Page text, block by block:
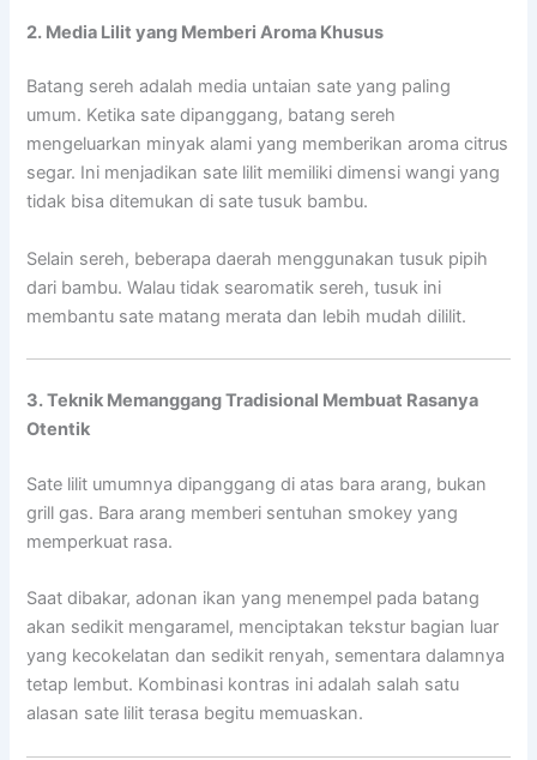
2. Media Lilit yang Memberi Aroma Khusus
Batang sereh adalah media untaian sate yang paling
umum. Ketika sate dipanggang, batang sereh
mengeluarkan minyak alami yang memberikan aroma citrus
segar. Ini menjadikan sate lilit memiliki dimensi wangi yang
tidak bisa ditemukan di sate tusuk bambu.
Selain sereh, beberapa daerah menggunakan tusuk pipih
dari bambu. Walau tidak searomatik sereh, tusuk ini
membantu sate matang merata dan lebih mudah dililit.
3. Teknik Memanggang Tradisional Membuat Rasanya
Otentik
Sate lilit umumnya dipanggang di atas bara arang, bukan
grill gas. Bara arang memberi sentuhan smokey yang
memperkuat rasa.
Saat dibakar, adonan ikan yang menempel pada batang
akan sedikit mengaramel, menciptakan tekstur bagian luar
yang kecokelatan dan sedikit renyah, sementara dalamnya
tetap lembut. Kombinasi kontras ini adalah salah satu
alasan sate lilit terasa begitu memuaskan.